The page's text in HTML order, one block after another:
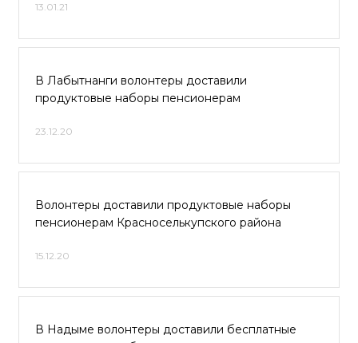
13.01.21
В Лабытнанги волонтеры доставили
продуктовые наборы пенсионерам
23.12.20
Волонтеры доставили продуктовые наборы
пенсионерам Красноселькупского района
15.12.20
В Надыме волонтеры доставили бесплатные